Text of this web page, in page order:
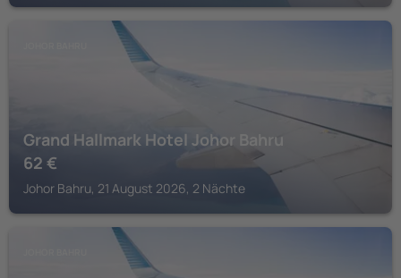
Grand Hallmark Hotel Johor Bahru
62 €
Johor Bahru, 21 August 2026, 2 Nächte